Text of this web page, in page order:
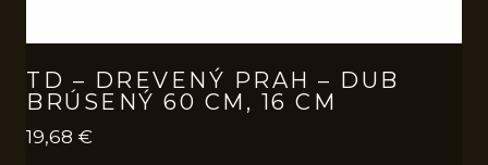
TD – DREVENÝ PRAH – DUB
BRÚSENÝ 60 CM, 16 CM
19,68 €